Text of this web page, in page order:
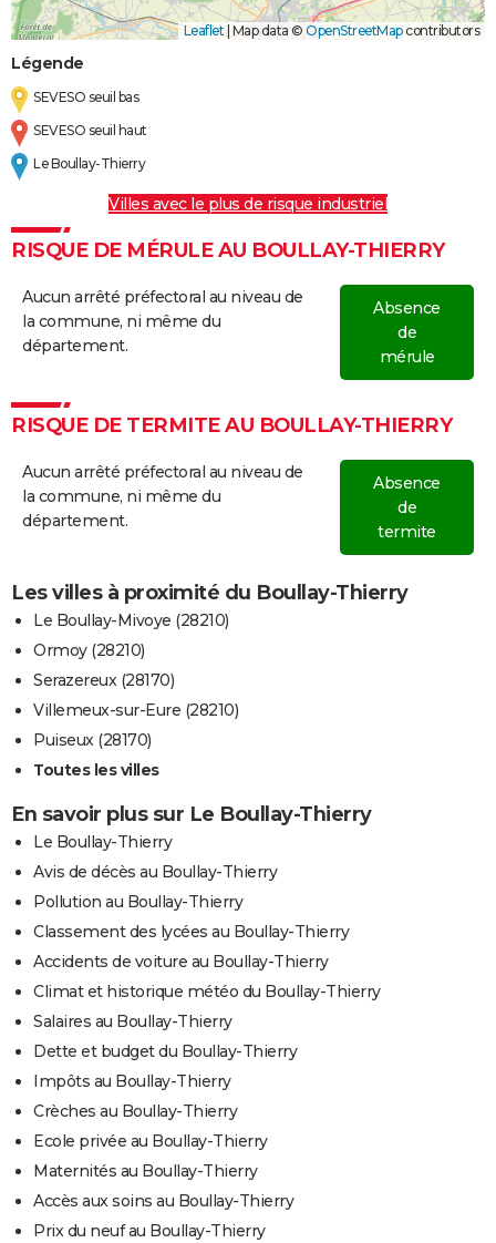
Leaflet Map data © OpenStreetMapcontributors
Légende
SEVESO seuil bas
SEVESO seuil haut
Le Boullay-Thierry
Villes avec le plus de risque industriel
RISQUE DE MÉRULE AU BOULLAY-THIERRY
Aucun arrêté préfectoral au niveau de
la commune, ni même du
département.
Absence
de
mérule
RISQUE DE TERMITE AU BOULLAY-THIERRY
Aucun arrêté préfectoral au niveau de
la commune, ni même du
département.
Absence
de
termite
Les villes à proximité du Boullay-Thierry
Le Boullay-Mivoye (28210)
Ormoy (28210)
Serazereux (28170)
Villemeux-sur-Eure (28210)
Puiseux (28170)
Toutes les villes
En savoir plus sur Le Boullay-Thierry
Le Boullay-Thierry
Avis de décès au Boullay-Thierry
Pollution au Boullay-Thierry
Classement des lycées au Boullay-Thierry
Accidents de voiture au Boullay-Thierry
Climat et historique météo du Boullay-Thierry
Salaires au Boullay-Thierry
Dette et budget du Boullay-Thierry
Impôts au Boullay-Thierry
Crèches au Boullay-Thierry
Ecole privée au Boullay-Thierry
Maternités au Boullay-Thierry
Accès aux soins au Boullay-Thierry
Prix du neuf au Boullay-Thierry